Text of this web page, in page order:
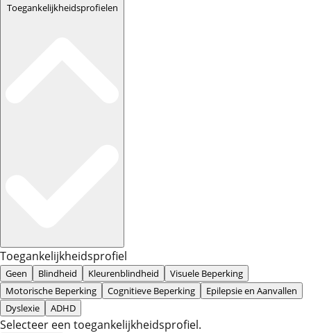
Toegankelijkheidsprofielen
Toegankelijkheidsprofiel
Geen Blindheid Kleurenblindheid
Visuele Beperking
Motorische Beperking
Cognitieve Beperking
Epilepsie en Aanvallen
Dyslexie
ADHD
Selecteer een toegankelijkheidsprofiel.